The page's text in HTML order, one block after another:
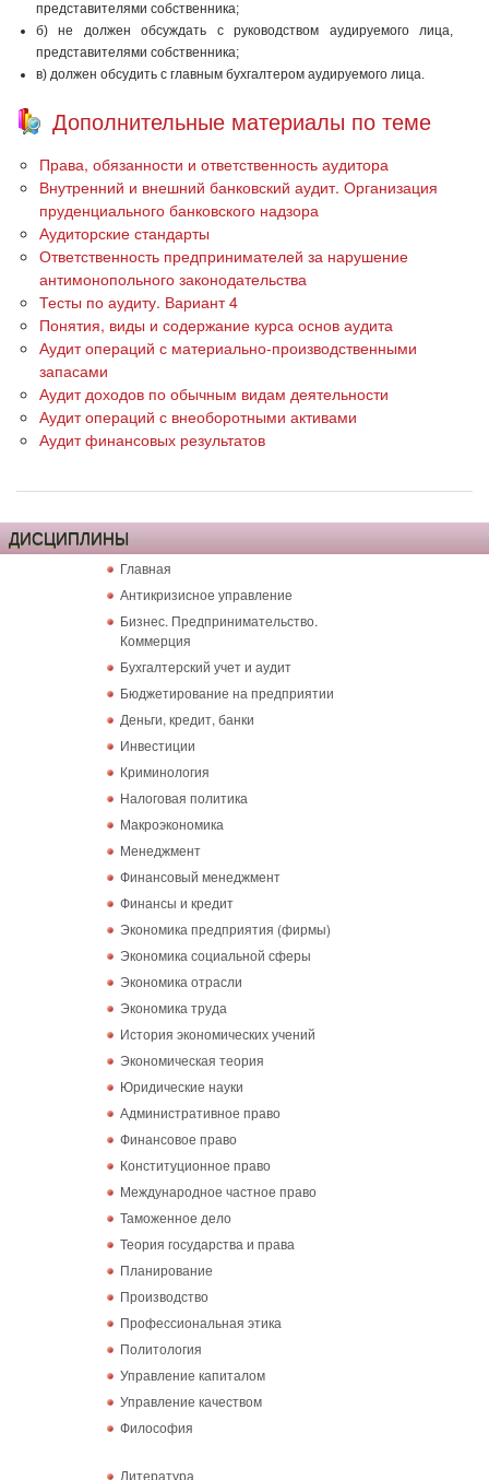
представителями собственника;
б) не должен обсуждать с руководством аудируемого лица,
представителями собственника;
в) должен обсудить с главным бухгалтером аудируемого лица.
Дополнительные материалы по теме
Права, обязанности и ответственность аудитора
Внутренний и внешний банковский аудит. Организация
пруденциального банковского надзора
Аудиторские стандарты
Ответственность предпринимателей за нарушение
антимонопольного законодательства
Тесты по аудиту. Вариант 4
Понятия, виды и содержание курса основ аудита
Аудит операций с материально-производственными
запасами
Аудит доходов по обычным видам деятельности
Аудит операций с внеоборотными активами
Аудит финансовых результатов
ДИСЦИПЛИНЫ
Главная
Антикризисное управление
Бизнес. Предпринимательство.
Коммерция
Бухгалтерский учет и аудит
Бюджетирование на предприятии
Деньги, кредит, банки
Инвестиции
Криминология
Налоговая политика
Макроэкономика
Менеджмент
Финансовый менеджмент
Финансы и кредит
Экономика предприятия (фирмы)
Экономика социальной сферы
Экономика отрасли
Экономика труда
История экономических учений
Экономическая теория
Юридические науки
Административное право
Финансовое право
Конституционное право
Международное частное право
Таможенное дело
Теория государства и права
Планирование
Производство
Профессиональная этика
Политология
Управление капиталом
Управление качеством
Философия
Литература